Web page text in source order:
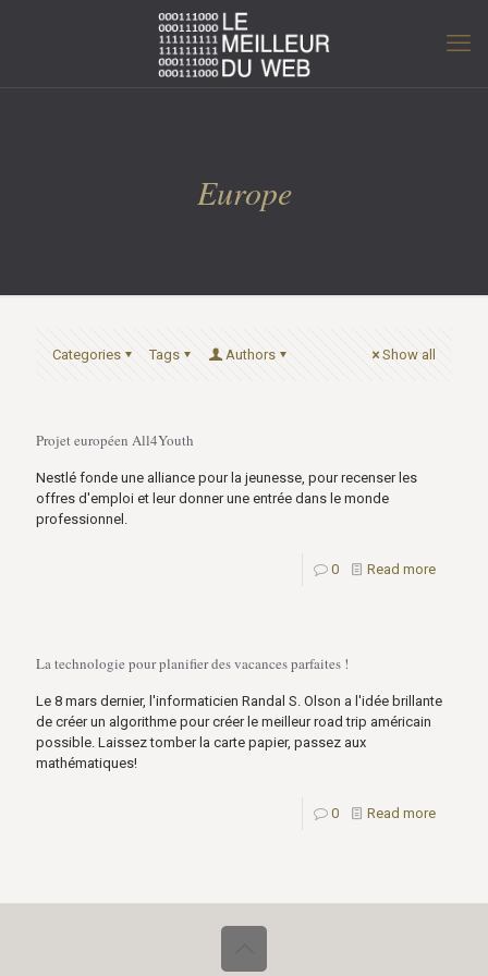
Europe
Categories Tags Authors Show all
Projet européen All4Youth
Nestlé fonde une alliance pour la jeunesse, pour recenser les
offres d'emploi et leur donner une entrée dans le monde
professionnel.
0 Read more
La technologie pour planifier des vacances parfaites !
Le 8 mars dernier, l'informaticien Randal S. Olson a l'idée brillante
de créer un algorithme pour créer le meilleur road trip américain
possible. Laissez tomber la carte papier, passez aux
mathématiques!
0 Read more